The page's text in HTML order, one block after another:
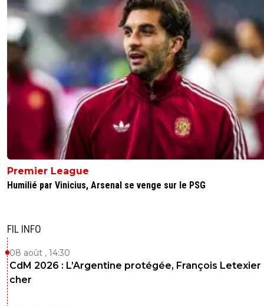
Premier League
Humilié par Vinicius, Arsenal se venge sur le PSG
FIL INFO
08 août , 14:30
CdM 2026 : L’Argentine protégée, François Letexier
cher